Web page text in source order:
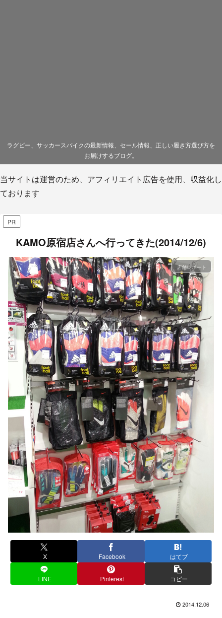
ラグビー、サッカースパイクの最新情報、セール情報、正しい履き方選び方を
お届けするブログ。
当サイトは運営のため、アフィリエイト広告を使用、収益化し
ております
PR
KAMO原宿店さんへ行ってきた(2014/12/6)
店舗レポート
X Facebook はてブ
LINE Pinterest コピー
2014.12.06